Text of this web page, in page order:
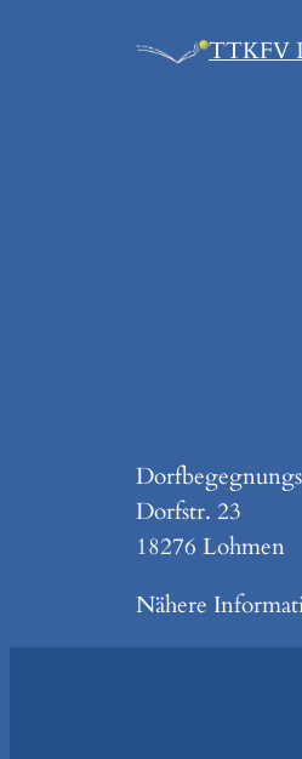
TTKFV
Dorfstr. 23
18276 Lohmen
Nähere